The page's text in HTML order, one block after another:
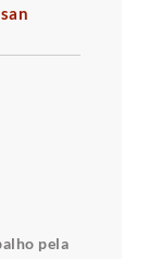
pela